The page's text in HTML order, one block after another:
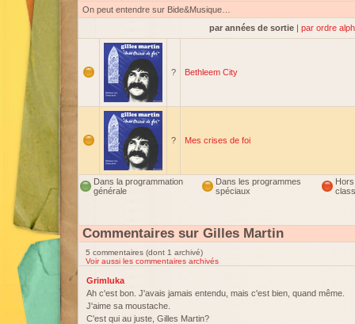
On peut entendre sur Bide&Musique…
par années de sortie | par ordre
? Bethleem City
? Mes crises de foi
Dans la programmation
générale
Dans les programmes
spéciaux
Hors
Commentaires sur Gilles Martin
5 commentaires (dont 1 archivé)
Voir aussi les commentaires archivés
Grimluka
Ah c'est bon. J'avais jamais entendu, mais c'est bien, quand même.
J'aime sa moustache.
C'est qui au juste, Gilles Martin?